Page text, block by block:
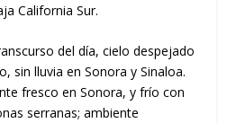
California Sur.
del día, cielo despejado
sin lluvia en Sonora y Sinaloa.
fresco en Sonora, y frío con
serranas; ambiente